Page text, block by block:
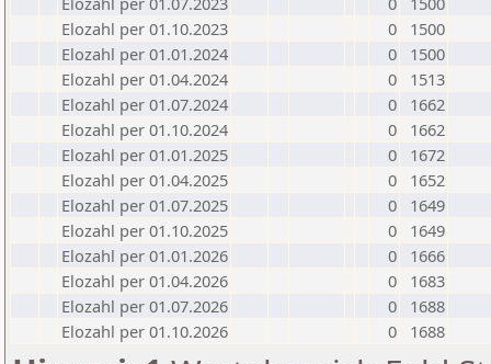
Elozahl per 01.10.2023
0
1500
Elozahl per 01.01.2024
0
1500
Elozahl per 01.04.2024
0
1513
Elozahl per 01.07.2024
0
1662
Elozahl per 01.10.2024
0
1662
Elozahl per 01.01.2025
0
1672
Elozahl per 01.04.2025
0
1652
Elozahl per 01.07.2025
0
1649
Elozahl per 01.10.2025
0
1649
Elozahl per 01.01.2026
0
1666
Elozahl per 01.04.2026
0
1683
Elozahl per 01.07.2026
0
1688
Elozahl per 01.10.2026
0 1688